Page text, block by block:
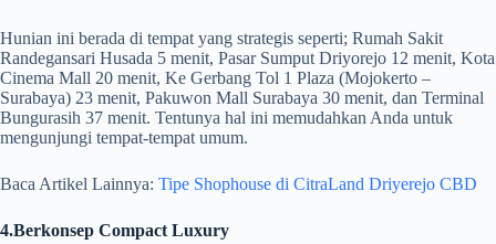
Hunian ini berada di tempat yang strategis seperti; Rumah Sakit
Randegansari Husada 5 menit, Pasar Sumput Driyorejo 12 menit, Kota
Cinema Mall 20 menit, Ke Gerbang Tol 1 Plaza (Mojokerto –
Surabaya) 23 menit, Pakuwon Mall Surabaya 30 menit, dan Terminal
Bungurasih 37 menit. Tentunya hal ini memudahkan Anda untuk
mengunjungi tempat-tempat umum.
Baca Artikel Lainnya: Tipe Shophouse di CitraLand Driyerejo CBD
4.Berkonsep Compact Luxury